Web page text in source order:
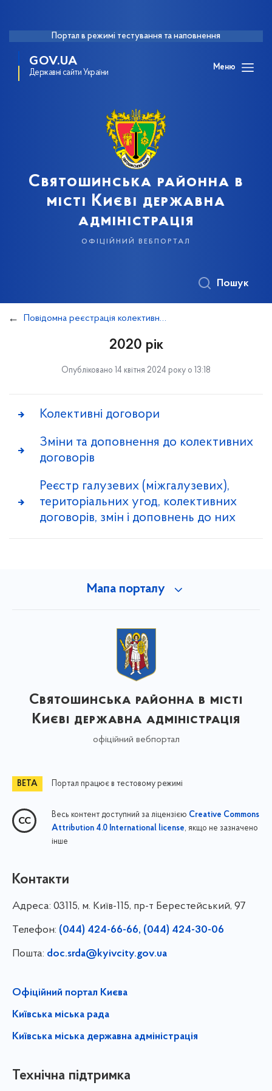
Портал в режимі тестування та наповнення
GOV.UA
Державні сайти України
Меню
Святошинська районна в
місті Києві державна
адміністрація
офіційний вебпортал
Пошук
Повідомна реєстрація колективних договорів
2020 рік
Опубліковано 14 квітня 2024 року о 13:18
Колективні договори
Зміни та доповнення до колективних
договорів
Реєстр галузевих (міжгалузевих),
територіальних угод, колективних
договорів, змін і доповнень до них
Мапа порталу
Святошинська районна в місті
Києві державна адміністрація
офіційний вебпортал
Портал працює в тестовому режимі
Весь контент доступний за ліцензією Creative Commons
Attribution 4.0 International license, якщо не зазначено
інше
Контакти
Адреса: 03115, м. Київ-115, пр-т Берестейський, 97
Телефон: (044) 424-66-66, (044) 424-30-06
Пошта: doc.srda@kyivcity.gov.ua
Офіційний портал Києва
Київська міська рада
Київська міська державна адміністрація
Технічна підтримка